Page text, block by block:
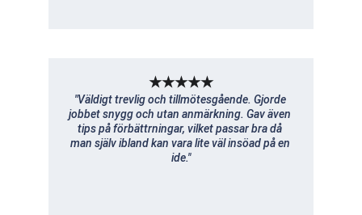
★★★★★
"Väldigt trevlig och tillmötesgående. Gjorde
jobbet snygg och utan anmärkning. Gav även
tips på förbättrningar, vilket passar bra då
man själv ibland kan vara lite väl insöad på en
ide."